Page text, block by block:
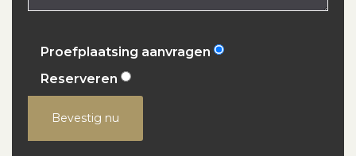
Proefplaatsing aanvragen
Reserveren
Bevestig nu